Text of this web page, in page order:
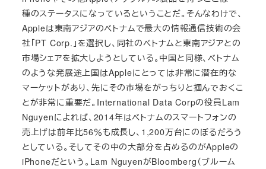
種のステータスになっているということだ。そんなわけで、
Appleは東南アジアのベトナムで最大の情報通信技術の会
社「PT Corp.」を選択し、同社のベトナムと東南アジアとの
市場シェアを拡大しようとしている。中国と同様、ベトナム
のような発展途上国はAppleにとっては非常に潜在的な
マーケットがあり、先にその市場をがっちりと掴んでおくこ
とが非常に重要だ。International Data Corpの役員Lam
Nguyenによれば、2014年はベトナムのスマートフォンの
売上げは前年比56％も成長し、1,200万台にのぼるだろう
としている。そしてその中の大部分を占めるのがAppleの
iPhoneだという。Lam NguyenがBloomberg（ブルーム